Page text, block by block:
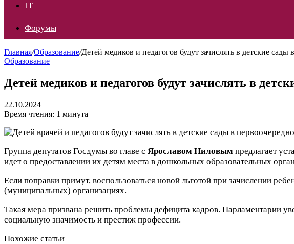
IT
Форумы
Главная/Образование/Детей медиков и педагогов будут зачислять в детские
Образование
Детей медиков и педагогов будут зачислять в
22.10.2024
Время чтения: 1 минута
Группа депутатов Госдумы во главе с Ярославом Ниловым предлагает
идет о предоставлении их детям места в дошкольных образовательных
Если поправки примут, воспользоваться новой льготой при зачислении
(муниципальных) организациях.
Такая мера призвана решить проблемы дефицита кадров. Парламентарии
социальную значимость и престиж профессии.
Похожие статьи